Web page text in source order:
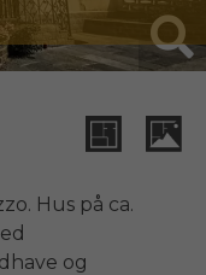
Hus på ca.
og